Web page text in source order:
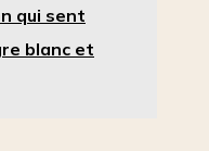
qui sent
blanc et